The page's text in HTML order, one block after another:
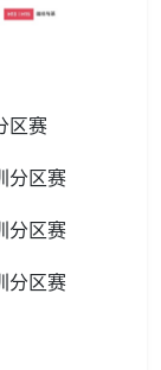
区赛
分区赛
分区赛
分区赛